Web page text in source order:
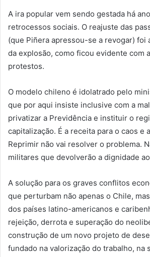
A ira popular vem sendo gestada há
retrocessos sociais. O reajuste das
(que Piñera apressou-se a revogar) foi
da explosão, como ficou evidente com
protestos.
O modelo chileno é idolatrado pelo
que por aqui insiste inclusive com a
privatizar a Previdência e instituir o
capitalização. É a receita para o caos e
Reprimir não vai resolver o problema.
militares que devolverão a dignidade
A solução para os graves conflitos
que perturbam não apenas o Chile,
dos países latino-americanos e
rejeição, derrota e superação do
construção de um novo projeto de
fundado na valorização do trabalho, na